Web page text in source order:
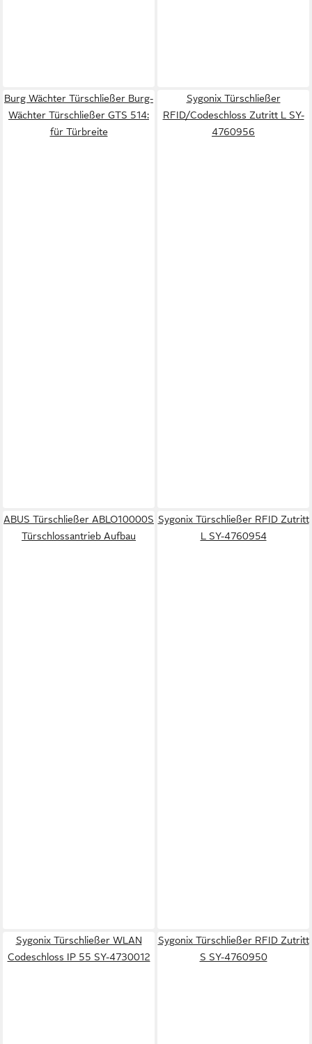
Burg Wächter Türschließer Burg-
Wächter Türschließer GTS 514:
für Türbreite
Sygonix Türschließer
RFID/Codeschloss Zutritt L SY-
4760956
ABUS Türschließer ABLO10000S
Türschlossantrieb Aufbau
Sygonix Türschließer RFID Zutritt
L SY-4760954
Sygonix Türschließer WLAN
Codeschloss IP 55 SY-4730012
Sygonix Türschließer RFID Zutritt
S SY-4760950